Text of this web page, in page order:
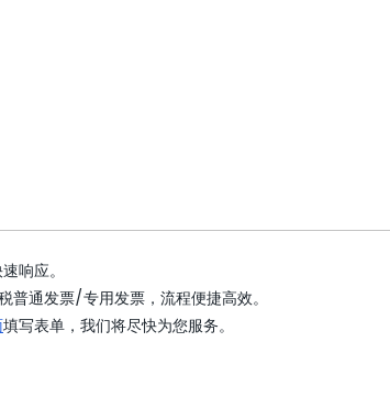
响应。
普通发票/专用发票，流程便捷高效。
填写表单，我们将尽快为您服务。